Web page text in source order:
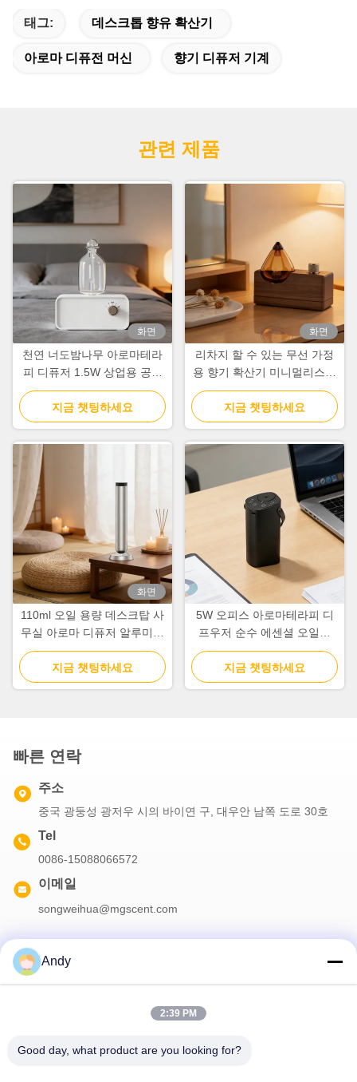
태그: 데스크톱 향유 확산기
아로마 디퓨전 머신 향기 디퓨저 기계
관련 제품
화면
천연 너도밤나무 아로마테라
피 디퓨저 1.5W 상업용 공기
향기 머신
지금 챗팅하세요
화면
리차지 할 수 있는 무선 가정
용 향기 확산기 미니멀리스트
레트로 디자인
지금 챗팅하세요
화면
110ml 오일 용량 데스크탑 사
무실 아로마 디퓨저 알루미늄
합금 향기 공기 기계
지금 챗팅하세요
5W 오피스 아로마테라피 디
프우저 순수 에센셜 오일용
2000mAh 배터리
지금 챗팅하세요
빠른 연락
주소
중국 광둥성 광저우 시의 바이연 구, 대우안 남쪽 도로 30호
Tel
0086-15088066572
이메일
songweihua@mgscent.com
Andy
2:39 PM
Good day, what product are you looking for?